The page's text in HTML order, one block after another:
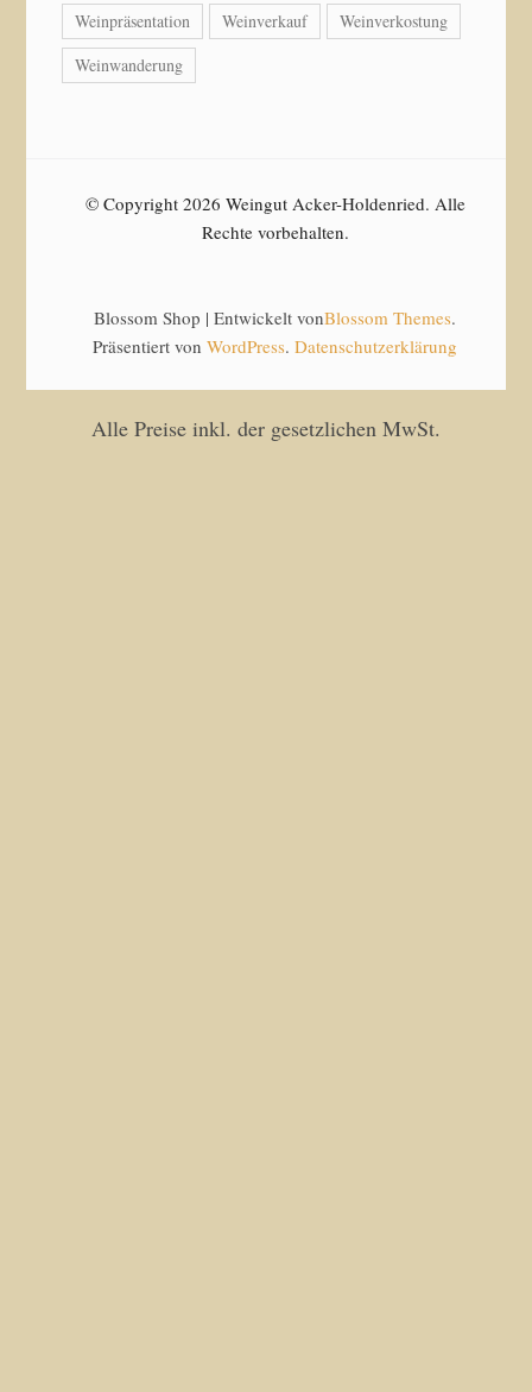
Weinpräsentation Weinverkauf
Weinverkostung
Weinwanderung
© Copyright 2026 Weingut Acker-Holdenried. Alle
Rechte vorbehalten.
Blossom Shop | Entwickelt vonBlossom Themes.
Präsentiert von WordPress. Datenschutzerklärung
Alle Preise inkl. der gesetzlichen MwSt.